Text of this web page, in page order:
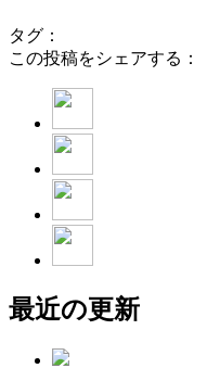
タグ：
この投稿をシェアする：
最近の更新